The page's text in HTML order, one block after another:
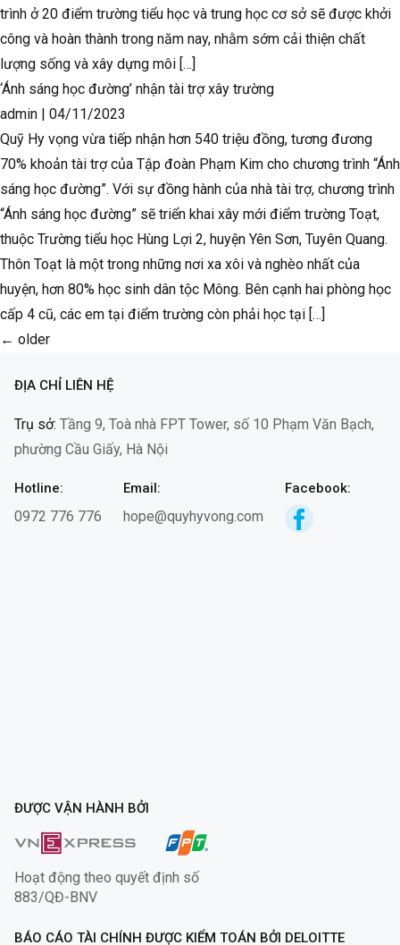
trình ở 20 điểm trường tiểu học và trung học cơ sở sẽ được khởi
công và hoàn thành trong năm nay, nhằm sớm cải thiện chất
lượng sống và xây dựng môi […]
‘Ánh sáng học đường’ nhận tài trợ xây trường
admin | 04/11/2023
Quỹ Hy vọng vừa tiếp nhận hơn 540 triệu đồng, tương đương
70% khoản tài trợ của Tập đoàn Phạm Kim cho chương trình “Ánh
sáng học đường”. Với sự đồng hành của nhà tài trợ, chương trình
“Ánh sáng học đường” sẽ triển khai xây mới điểm trường Toạt,
thuộc Trường tiểu học Hùng Lợi 2, huyện Yên Sơn, Tuyên Quang.
Thôn Toạt là một trong những nơi xa xôi và nghèo nhất của
huyện, hơn 80% học sinh dân tộc Mông. Bên cạnh hai phòng học
cấp 4 cũ, các em tại điểm trường còn phải học tại […]
← older
ĐỊA CHỈ LIÊN HỆ
Trụ sở: Tầng 9, Toà nhà FPT Tower, số 10 Phạm Văn Bạch,
phường Cầu Giấy, Hà Nội
Hotline:
0972 776 776
Email:
hope@quyhyvong.com
Facebook:
ĐƯỢC VẬN HÀNH BỞI
Hoạt động theo quyết định số
883/QĐ-BNV
BÁO CÁO TÀI CHÍNH ĐƯỢC KIỂM TOÁN BỞI DELOITTE